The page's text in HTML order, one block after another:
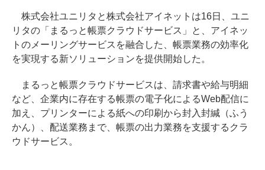
株式会社ユニリタと株式会社アイネットは16日、ユニ
リタの「まるっと帳票クラウドサービス」と、アイネッ
トのメーリングサービスを融合した、帳票業務の効率化
を実現する新ソリューションを提供開始した。
まるっと帳票クラウドサービスは、請求書や給与明細
など、企業内に存在する帳票の電子化によるWeb配信に
加え、プリンターによる紙への印刷から封入封緘（ふう
かん）、配送業務まで、帳票の出力業務を支援するクラ
ウドサービス。